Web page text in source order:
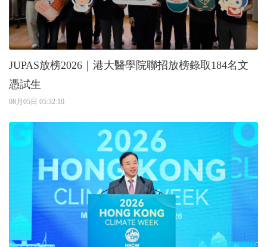
JUPAS放榜2026｜港大醫學院聯招放榜錄取184名文
憑試生
08月05日 05:32:10